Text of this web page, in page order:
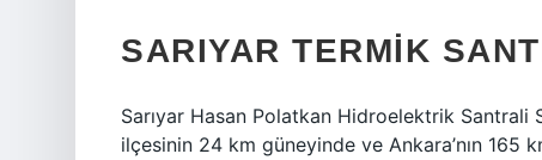
SARIYAR TERMIK
Sarıyar Hasan Polatkan Hidroelektrik Santrali
ilçesinin 24 km güneyinde ve Ankara’nın 165